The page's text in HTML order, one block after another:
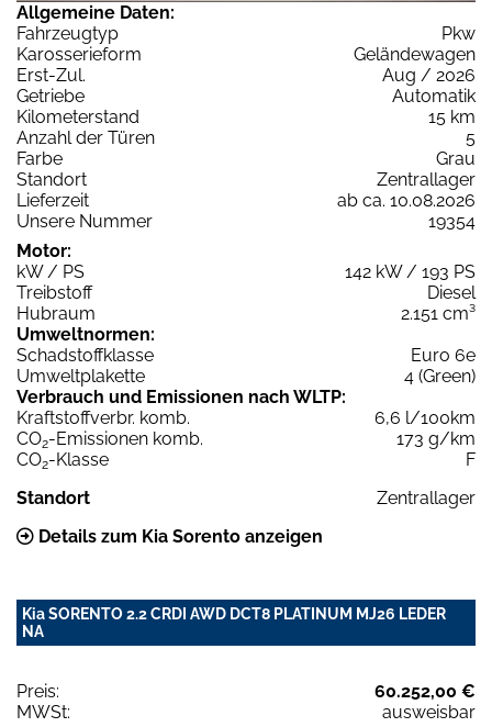
Allgemeine Daten:
Fahrzeugtyp
Pkw
Karosserieform
Geländewagen
Erst-Zul.
Aug / 2026
Getriebe
Automatik
Kilometerstand
15 km
Anzahl der Türen
5
Farbe
Grau
Standort
Zentrallager
Lieferzeit
ab ca. 10.08.2026
Unsere Nummer
19354
Motor:
kW / PS
142 kW / 193 PS
Treibstoff
Diesel
Hubraum
2.151 cm³
Umweltnormen:
Schadstoffklasse
Euro 6e
Umweltplakette
4 (Green)
Verbrauch und Emissionen nach WLTP:
Kraftstoffverbr. komb.
6,6 l/100km
CO2-Emissionen komb.
173 g/km
CO2-Klasse
F
Standort
Zentrallager
Details zum Kia Sorento anzeigen
Kia SORENTO 2.2 CRDI AWD DCT8 PLATINUM MJ26 LEDER
NA
Preis:
60.252,00 €
MWSt:
ausweisbar